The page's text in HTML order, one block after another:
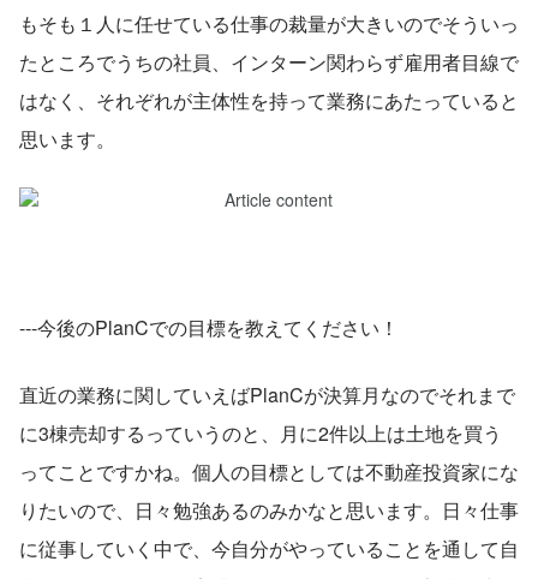
もそも１人に任せている仕事の裁量が大きいのでそういっ
たところでうちの社員、インターン関わらず雇用者目線で
はなく、それぞれが主体性を持って業務にあたっていると
思います。
---今後のPlanCでの目標を教えてください！
直近の業務に関していえばPlanCが決算月なのでそれまで
に3棟売却するっていうのと、月に2件以上は土地を買う
ってことですかね。個人の目標としては不動産投資家にな
りたいので、日々勉強あるのみかなと思います。日々仕事
に従事していく中で、今自分がやっていることを通して自